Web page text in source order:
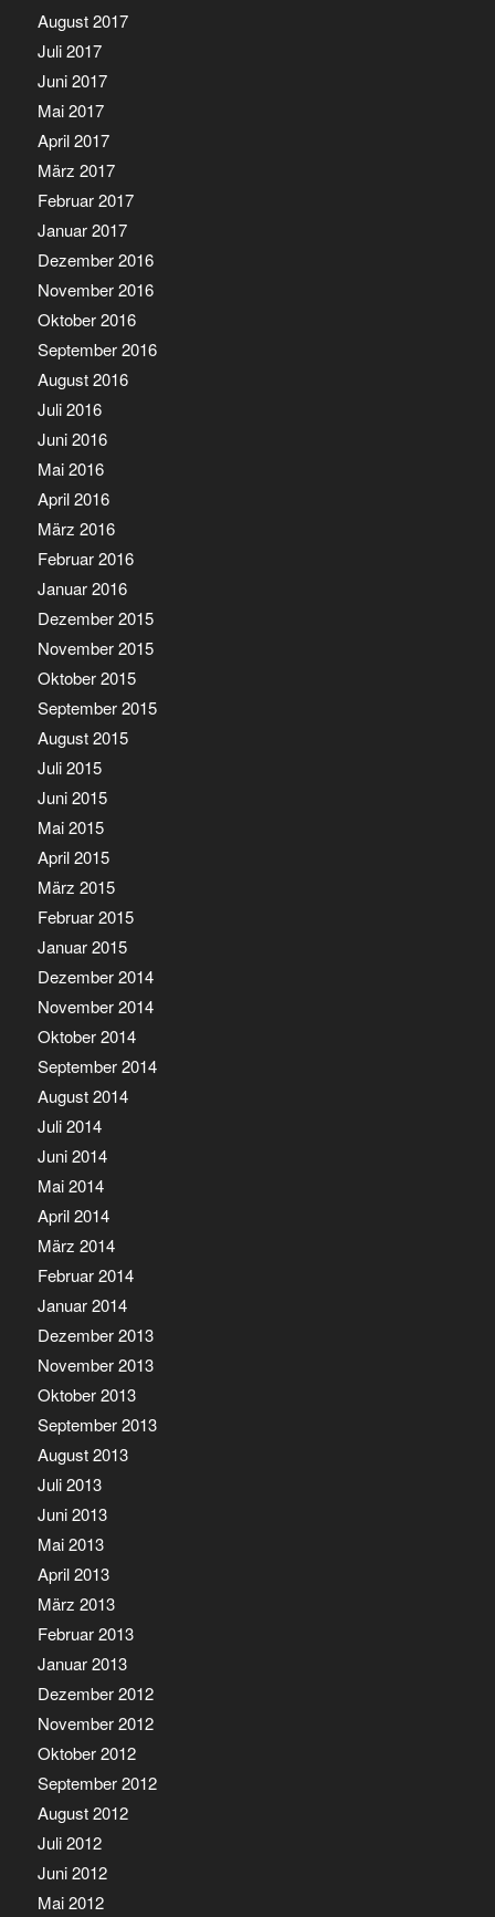
August 2017
Juli 2017
Juni 2017
Mai 2017
April 2017
März 2017
Februar 2017
Januar 2017
Dezember 2016
November 2016
Oktober 2016
September 2016
August 2016
Juli 2016
Juni 2016
Mai 2016
April 2016
März 2016
Februar 2016
Januar 2016
Dezember 2015
November 2015
Oktober 2015
September 2015
August 2015
Juli 2015
Juni 2015
Mai 2015
April 2015
März 2015
Februar 2015
Januar 2015
Dezember 2014
November 2014
Oktober 2014
September 2014
August 2014
Juli 2014
Juni 2014
Mai 2014
April 2014
März 2014
Februar 2014
Januar 2014
Dezember 2013
November 2013
Oktober 2013
September 2013
August 2013
Juli 2013
Juni 2013
Mai 2013
April 2013
März 2013
Februar 2013
Januar 2013
Dezember 2012
November 2012
Oktober 2012
September 2012
August 2012
Juli 2012
Juni 2012
Mai 2012